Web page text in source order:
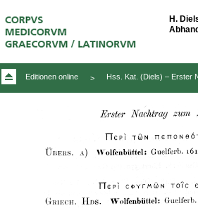
H.
Editionen online > Hss. Kat. (Diels) – Erster